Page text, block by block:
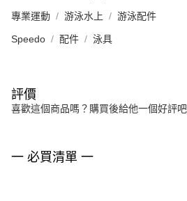
專業運動 游泳水上 游泳配件
Speedo 配件 泳具
評價
喜歡這個商品嗎？購買後給他一個好評吧
一 必買清單 一